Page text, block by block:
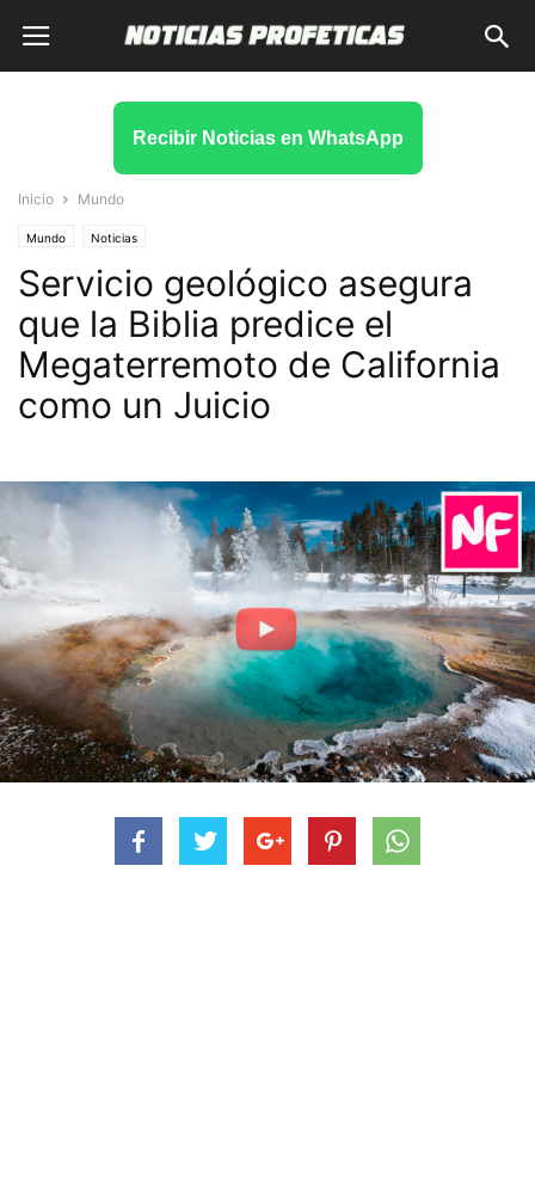
Recibir Noticias en WhatsApp
Inicio Mundo
Mundo Noticias
Servicio geológico asegura
que la Biblia predice el
Megaterremoto de California
como un Juicio